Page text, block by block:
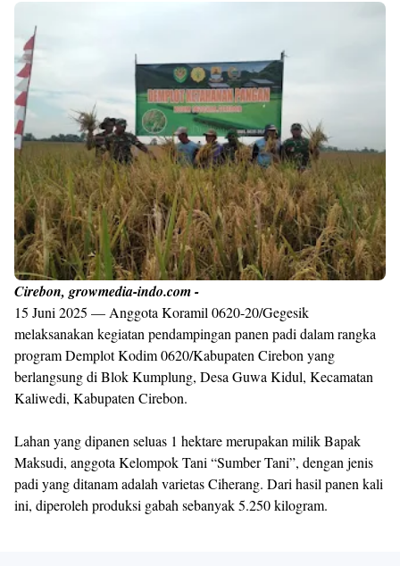
Premium
Raushan
Design
With
Shroff
Templates
Cirebon, growmedia-indo.com -
15 Juni 2025 — Anggota Koramil 0620-20/Gegesik
melaksanakan kegiatan pendampingan panen padi dalam rangka
program Demplot Kodim 0620/Kabupaten Cirebon yang
berlangsung di Blok Kumplung, Desa Guwa Kidul, Kecamatan
Kaliwedi, Kabupaten Cirebon.
Lahan yang dipanen seluas 1 hektare merupakan milik Bapak
Maksudi, anggota Kelompok Tani “Sumber Tani”, dengan jenis
padi yang ditanam adalah varietas Ciherang. Dari hasil panen kali
ini, diperoleh produksi gabah sebanyak 5.250 kilogram.